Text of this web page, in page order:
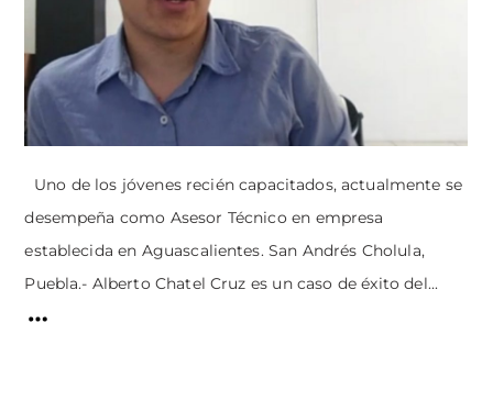
Uno de los jóvenes recién capacitados, actualmente se
desempeña como Asesor Técnico en empresa
establecida en Aguascalientes. San Andrés Cholula,
Puebla.- Alberto Chatel Cruz es un caso de éxito del...